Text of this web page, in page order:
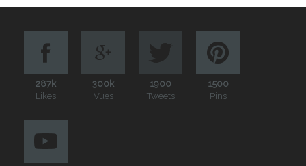
287k
Likes
300k
Vues
1900
Tweets
1500
Pins